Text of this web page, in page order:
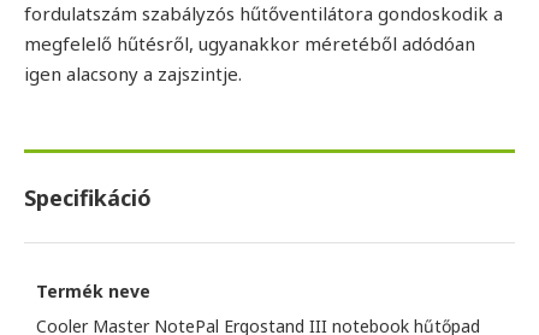
fordulatszám szabályzós hűtőventilátora gondoskodik a
megfelelő hűtésről, ugyanakkor méretéből adódóan
igen alacsony a zajszintje.
Specifikáció
Termék neve
Cooler Master NotePal Ergostand III notebook hűtőpad